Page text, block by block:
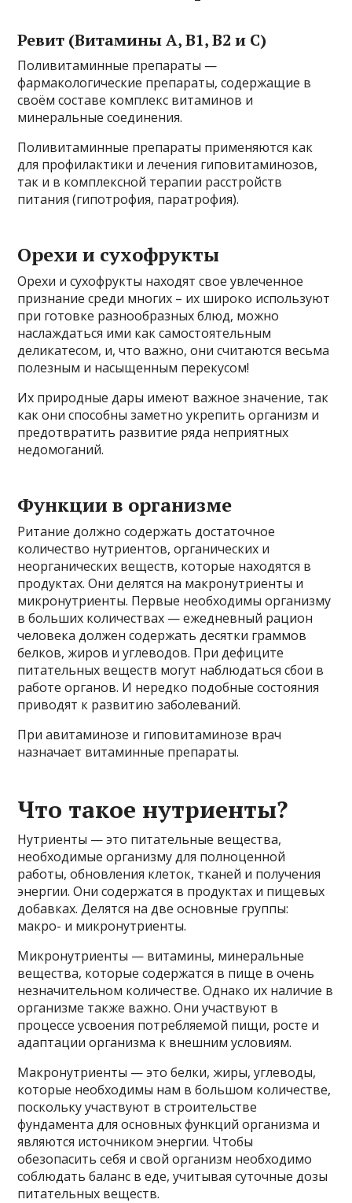
Ревит (Витамины A, B1, B2 и C)
Поливитаминные препараты —
фармакологические препараты, содержащие в
своём составе комплекс витаминов и
минеральные соединения.
Поливитаминные препараты применяются как
для профилактики и лечения гиповитаминозов,
так и в комплексной терапии расстройств
питания (гипотрофия, паратрофия).
Орехи и сухофрукты
Орехи и сухофрукты находят свое увлеченное
признание среди многих – их широко используют
при готовке разнообразных блюд, можно
наслаждаться ими как самостоятельным
деликатесом, и, что важно, они считаются весьма
полезным и насыщенным перекусом!
Их природные дары имеют важное значение, так
как они способны заметно укрепить организм и
предотвратить развитие ряда неприятных
недомоганий.
Функции в организме
Pитание должно содержать достаточное
количество нутриентов, органических и
неорганических веществ, которые находятся в
продуктах. Они делятся на макронутриенты и
микронутриенты. Первые необходимы организму
в больших количествах — ежедневный рацион
человека должен содержать десятки граммов
белков, жиров и углеводов. При дефиците
питательных веществ могут наблюдаться сбои в
работе органов. И нередко подобные состояния
приводят к развитию заболеваний.
При авитаминозе и гиповитаминозе врач
назначает витаминные препараты.
Что такое нутриенты?
Нутриенты — это питательные вещества,
необходимые организму для полноценной
работы, обновления клеток, тканей и получения
энергии. Они содержатся в продуктах и пищевых
добавках. Делятся на две основные группы:
макро- и микронутриенты.
Микронутриенты — витамины, минеральные
вещества, которые содержатся в пище в очень
незначительном количестве. Однако их наличие в
организме также важно. Они участвуют в
процессе усвоения потребляемой пищи, росте и
адаптации организма к внешним условиям.
Макронутриенты — это белки, жиры, углеводы,
которые необходимы нам в большом количестве,
поскольку участвуют в строительстве
фундамента для основных функций организма и
являются источником энергии. Чтобы
обезопасить себя и свой организм необходимо
соблюдать баланс в еде, учитывая суточные дозы
питательных веществ.